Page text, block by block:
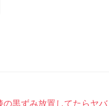
の黒ずみ放置してたらヤバ